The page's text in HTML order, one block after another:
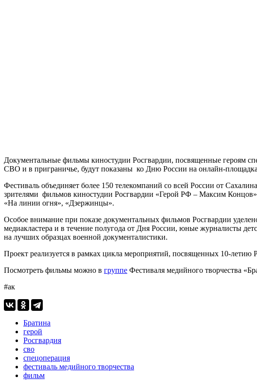
Документальные фильмы киностудии Росгвардии, посвященные героям
СВО и в приграничье, будут показаны ко Дню России на онлайн-
Фестиваль объединяет более 150 телекомпаний со всей России от
зрителями фильмов киностудии Росгвардии «Герой РФ – Максим
«На линии огня», «Дзержинцы».
Особое внимание при показе документальных фильмов Росгвардии
медиакластера и в течение полугода от Дня России, юные журналисты
на лучших образцах военной документалистики.
Проект реализуется в рамках цикла мероприятий, посвященных 10-летию
Посмотреть фильмы можно в группе Фестиваля медийного творчества
#ак
Братина
герой
Росгвардия
сво
спецоперация
фестиваль медийного творчества
фильм